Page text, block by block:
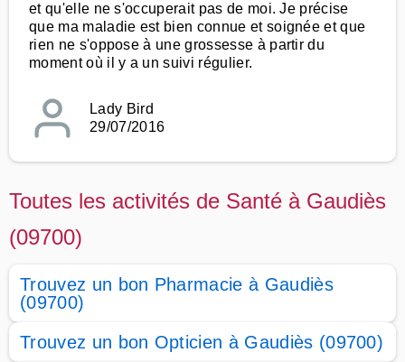
et qu'elle ne s'occuperait pas de moi. Je précise
que ma maladie est bien connue et soignée et que
rien ne s'oppose à une grossesse à partir du
moment où il y a un suivi régulier.
Lady Bird
29/07/2016
Toutes les activités de Santé à Gaudiès
(09700)
Trouvez un bon Pharmacie à Gaudiès
(09700)
Trouvez un bon Opticien à Gaudiès (09700)